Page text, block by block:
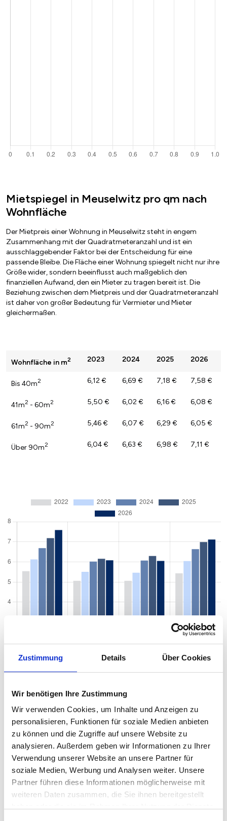
Zustimmung Details Über Cookies
Wir benötigen Ihre Zustimmung
Wir verwenden Cookies, um Inhalte und Anzeigen zu
personalisieren, Funktionen für soziale Medien anbieten
zu können und die Zugriffe auf unsere Website zu
analysieren. Außerdem geben wir Informationen zu Ihrer
Verwendung unserer Website an unsere Partner für
soziale Medien, Werbung und Analysen weiter. Unsere
Partner führen diese Informationen möglicherweise mit
weiteren Daten zusammen, die Sie ihnen bereitgestellt
Mietspiegel in Meuselwitz pro qm nach
Wohnfläche
Der Mietpreis einer Wohnung in Meuselwitz steht in engem
Zusammenhang mit der Quadratmeteranzahl und ist ein
ausschlaggebender Faktor bei der Entscheidung für eine
passende Bleibe. Die Fläche einer Wohnung spiegelt nicht nur ihre
Größe wider, sondern beeinflusst auch maßgeblich den
finanziellen Aufwand, den ein Mieter zu tragen bereit ist. Die
Beziehung zwischen dem Mietpreis und der Quadratmeteranzahl
ist daher von großer Bedeutung für Vermieter und Mieter
gleichermaßen.
Wohnfläche in m2 2023 2024 2025 2026
Bis 40m2 6,12 € 6,69 € 7,18 € 7,58 €
41m2 - 60m2 5,50 € 6,02 € 6,16 € 6,08 €
61m2 - 90m2 5,46 € 6,07 € 6,29 € 6,05 €
Über 90m2 6,04 € 6,63 € 6,98 € 7,11 €
Mietspiegel nach Baujahr pro qm 2026 in
Meuselwitz
Der Mietpreis einer Wohnung in Meuselwitz hängt von einer
Vielzahl von Faktoren ab, und eines der entscheidenden Kriterien
ist das Baujahr der Immobilie. Das Alter eines Gebäudes kann
einen erheblichen Einfluss auf den Mietpreis haben, da es
wichtige Informationen über den Zustand, die Ausstattung und